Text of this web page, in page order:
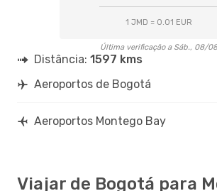
1 JMD = 0.01 EUR
Última verificação a Sáb., 08/08
Distância: 1597 kms
Aeroportos de Bogotá
Aeroportos Montego Bay
Viajar de Bogotá para